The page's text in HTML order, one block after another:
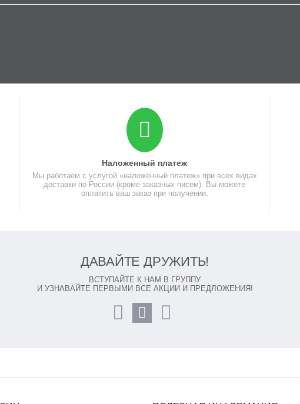
Наложенный платеж
Мы работаем с услугой «наложенный платеж» при всех видах
доставки по России (кроме заказных писем). Вы можете
оплатить ваш заказ при получении.
ДАВАЙТЕ ДРУЖИТЬ!
ВСТУПАЙТЕ К НАМ В ГРУППУ
И УЗНАВАЙТЕ ПЕРВЫМИ ВСЕ АКЦИИ И ПРЕДЛОЖЕНИЯ!